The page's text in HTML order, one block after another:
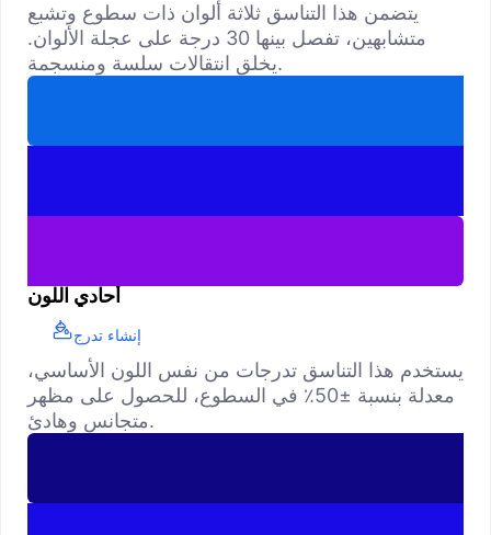
يتضمن هذا التناسق ثلاثة ألوان ذات سطوع وتشبع
متشابهين، تفصل بينها 30 درجة على عجلة الألوان.
يخلق انتقالات سلسة ومنسجمة.
أحادي اللون
إنشاء تدرج
يستخدم هذا التناسق تدرجات من نفس اللون الأساسي،
معدلة بنسبة ±50٪ في السطوع، للحصول على مظهر
متجانس وهادئ.